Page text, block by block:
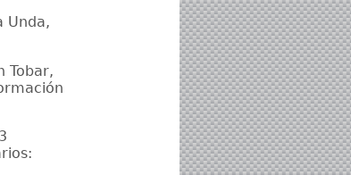
Unda,
Tobar,